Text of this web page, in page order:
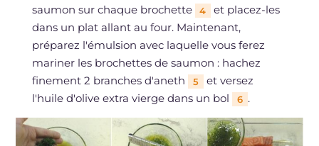
saumon sur chaque brochette
4
et placez-les
dans un plat allant au four. Maintenant,
préparez l'émulsion avec laquelle vous ferez
mariner les brochettes de saumon : hachez
finement 2 branches d'aneth
5
et versez
l'huile d'olive extra vierge dans un bol
6 .